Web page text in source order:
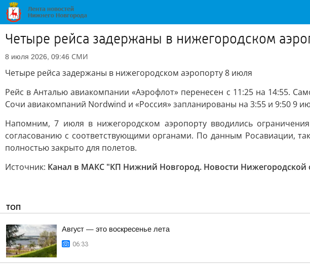
Четыре рейса задержаны в нижегородском
8 июля 2026, 09:46 СМИ
Четыре рейса задержаны в нижегородском аэропорту 8 июля
Рейс в Анталью авиакомпании «Аэрофлот» перенесен с 11:25 на 14:55.
Сочи авиакомпаний Nordwind и «Россия» запланированы на 3:55 и 9:50 9
Напомним, 7 июля в нижегородском аэропорту вводились
согласованию с соответствующими органами. По данным Росавиации,
полностью закрыто для полетов.
Источник: Канал в МАКС "КП Нижний Новгород. Новости Нижегородской
ТОП
Август — это воскресенье лета
06:33